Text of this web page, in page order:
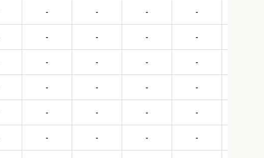
-
-
-
-
-
-
-
-
-
-
-
-
-
-
-
-
-
-
-
-
-
-
-
-